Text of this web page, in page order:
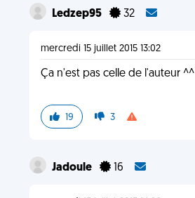
Ledzep95 32
mercredi 15 juillet 2015 13:02
Ça n'est pas celle de l'auteur ^^
19 3
Jadoule 16